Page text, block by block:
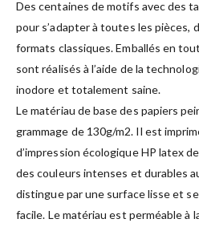
Des centaines de motifs avec des
pour s’adapter à toutes les pièces,
formats classiques. Emballés en
sont réalisés à l’aide de la
inodore et totalement saine.
Le matériau de base des papiers
grammage de 130g/m2. Il est
d’impression écologique HP latex
des couleurs intenses et durables
distingue par une surface lisse et
facile. Le matériau est perméable à